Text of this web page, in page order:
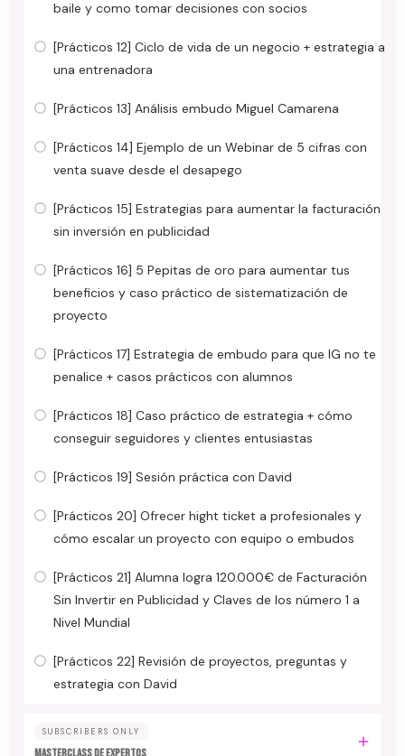
baile y como tomar decisiones con socios
[Prácticos 12] Ciclo de vida de un negocio + estrategia a
una entrenadora
[Prácticos 13] Análisis embudo Miguel Camarena
[Prácticos 14] Ejemplo de un Webinar de 5 cifras con
venta suave desde el desapego
[Prácticos 15] Estrategias para aumentar la facturación
sin inversión en publicidad
[Prácticos 16] 5 Pepitas de oro para aumentar tus
beneficios y caso práctico de sistematización de
proyecto
[Prácticos 17] Estrategia de embudo para que IG no te
penalice + casos prácticos con alumnos
[Prácticos 18] Caso práctico de estrategia + cómo
conseguir seguidores y clientes entusiastas
[Prácticos 19] Sesión práctica con David
[Prácticos 20] Ofrecer hight ticket a profesionales y
cómo escalar un proyecto con equipo o embudos
[Prácticos 21] Alumna logra 120.000€ de Facturación
Sin Invertir en Publicidad y Claves de los número 1 a
Nivel Mundial
[Prácticos 22] Revisión de proyectos, preguntas y
estrategia con David
SUBSCRIBERS ONLY
MASTERCLASS DE EXPERTOS